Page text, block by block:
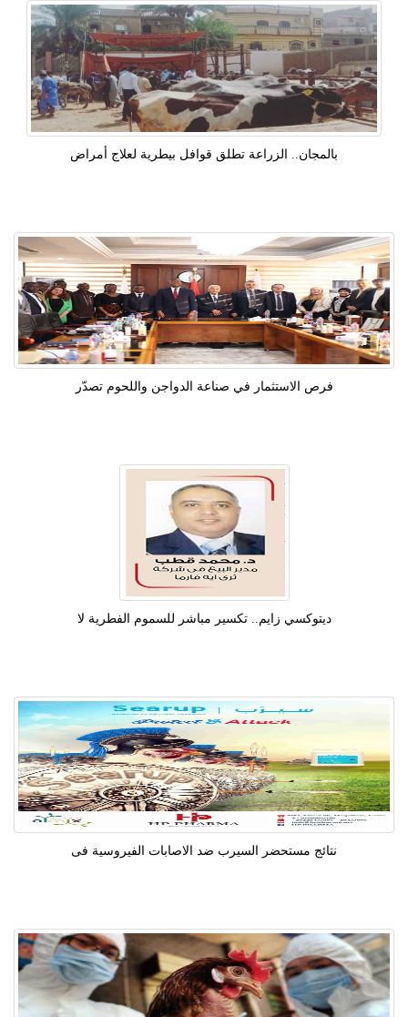
بالمجان.. الزراعة تطلق قوافل بيطرية لعلاج أمراض
فرص الاستثمار في صناعة الدواجن واللحوم تصدّر
دیتوکسي زايم.. تكسير مباشر للسموم الفطرية لا
نتائج مستحضر السيرب ضد الاصابات الفيروسية فى